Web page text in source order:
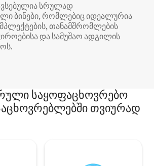
სრულად
ბინები, რომლებიც იდეალურია
თანამშრომლების
და სამუშაო ადგილის
საყოფაცხოვრებო
თვიურად